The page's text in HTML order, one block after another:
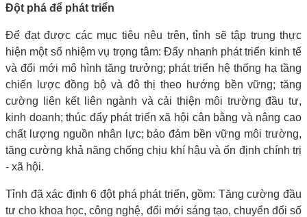
Đột phá để phát triển
Để đạt được các mục tiêu nêu trên, tỉnh sẽ tập trung thực
hiện một số nhiệm vụ trọng tâm: Đẩy nhanh phát triển kinh tế
và đổi mới mô hình tăng trưởng; phát triển hệ thống hạ tầng
chiến lược đồng bộ và đô thị theo hướng bền vững; tăng
cường liên kết liên ngành và cải thiện môi trường đầu tư,
kinh doanh; thúc đẩy phát triển xã hội cân bằng và nâng cao
chất lượng nguồn nhân lực; bảo đảm bền vững môi trường,
tăng cường khả năng chống chịu khí hậu và ổn định chính trị
- xã hội.
Tỉnh đã xác định 6 đột phá phát triển, gồm: Tăng cường đầu
tư cho khoa học, công nghệ, đổi mới sáng tạo, chuyển đổi số